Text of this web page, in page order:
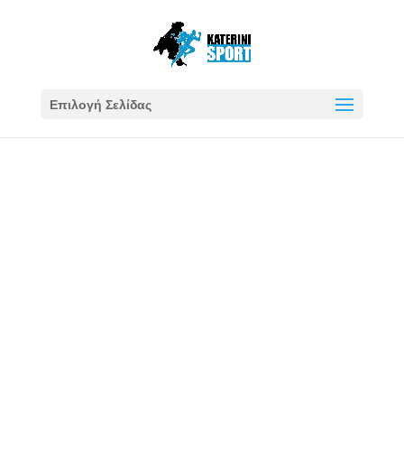
Επιλογή Σελίδας